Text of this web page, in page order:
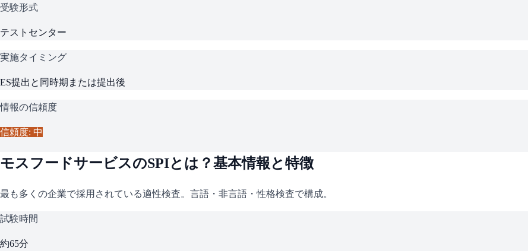
受験形式
テストセンター
実施タイミング
ES提出と同時期または提出後
情報の信頼度
信頼度: 中
モスフードサービスのSPIとは？基本情報と特徴
最も多くの企業で採用されている適性検査。言語・非言語・性格検査で構成。
試験時間
約65分